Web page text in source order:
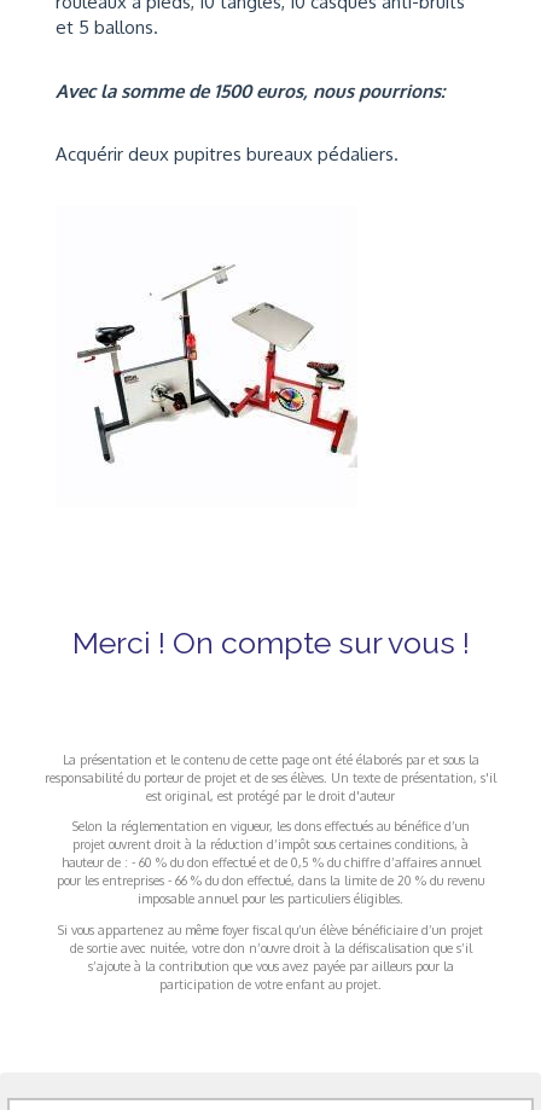
et 5 ballons.
Avec la somme de 1500 euros, nous pourrions:
Acquérir deux pupitres bureaux pédaliers.
Merci ! On compte sur vous !
La présentation et le contenu de cette page ont été élaborés par et sous la
responsabilité du porteur de projet et de ses élèves. Un texte de présentation, s'il
est original, est protégé par le droit d'auteur
Selon la réglementation en vigueur, les dons effectués au bénéfice d’un
projet ouvrent droit à la réduction d’impôt sous certaines conditions, à
hauteur de : - 60 % du don effectué et de 0,5 % du chiffre d’affaires annuel
pour les entreprises - 66 % du don effectué, dans la limite de 20 % du revenu
imposable annuel pour les particuliers éligibles.
Si vous appartenez au même foyer fiscal qu’un élève bénéficiaire d’un projet
de sortie avec nuitée, votre don n’ouvre droit à la défiscalisation que s’il
s’ajoute à la contribution que vous avez payée par ailleurs pour la
participation de votre enfant au projet.